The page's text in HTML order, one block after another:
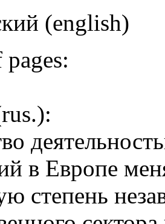
(english)
в Европе
степень